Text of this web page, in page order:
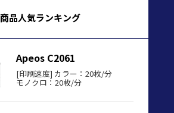
商品人気ランキング
Apeos C2061
[印刷速度] カラー：20枚/分
モノクロ：20枚/分